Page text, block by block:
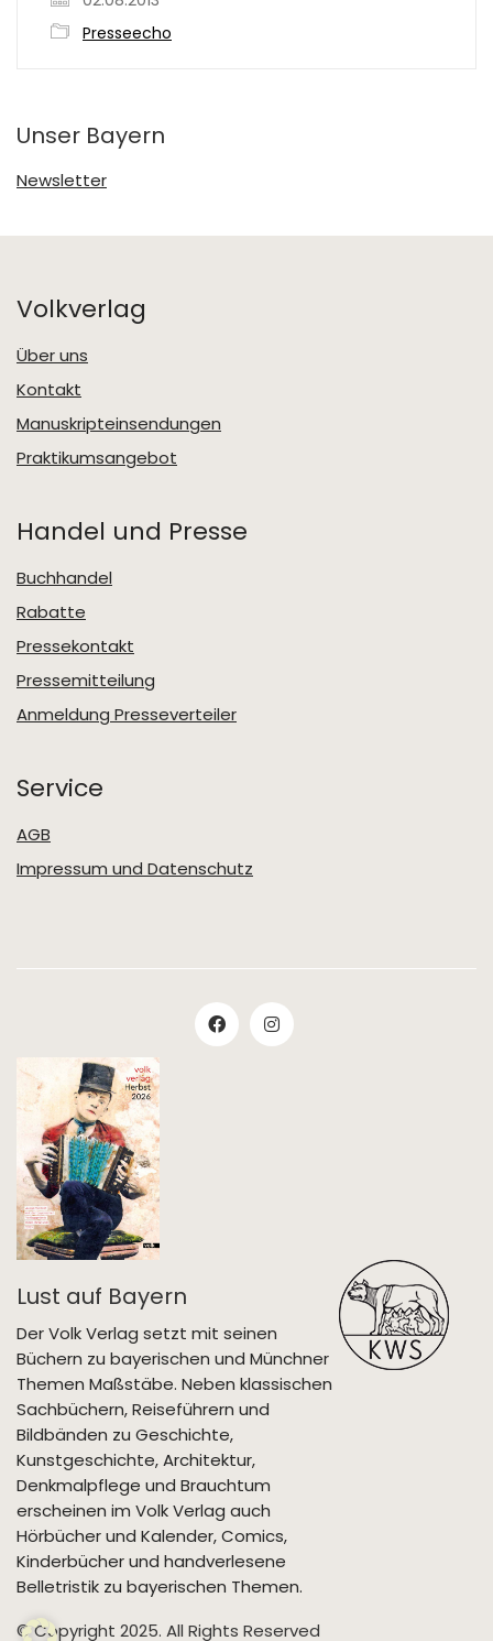
Presseecho
Unser Bayern
Newsletter
Volkverlag
Über uns
Kontakt
Manuskripteinsendungen
Praktikumsangebot
Handel und Presse
Buchhandel
Rabatte
Pressekontakt
Pressemitteilung
Anmeldung Presseverteiler
Service
AGB
Impressum und Datenschutz
Lust auf Bayern
Der Volk Verlag setzt mit seinen
Büchern zu bayerischen und Münchner
Themen Maßstäbe. Neben klassischen
Sachbüchern, Reiseführern und
Bildbänden zu Geschichte,
Kunstgeschichte, Architektur,
Denkmalpflege und Brauchtum
erscheinen im Volk Verlag auch
Hörbücher und Kalender, Comics,
Kinderbücher und handverlesene
Belletristik zu bayerischen Themen.
© Copyright 2025. All Rights Reserved